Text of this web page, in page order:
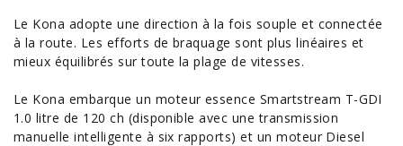
Le Kona adopte une direction à la fois souple et connectée
à la route. Les efforts de braquage sont plus linéaires et
mieux équilibrés sur toute la plage de vitesses.
Le Kona embarque un moteur essence Smartstream T-GDI
1.0 litre de 120 ch (disponible avec une transmission
manuelle intelligente à six rapports) et un moteur Diesel